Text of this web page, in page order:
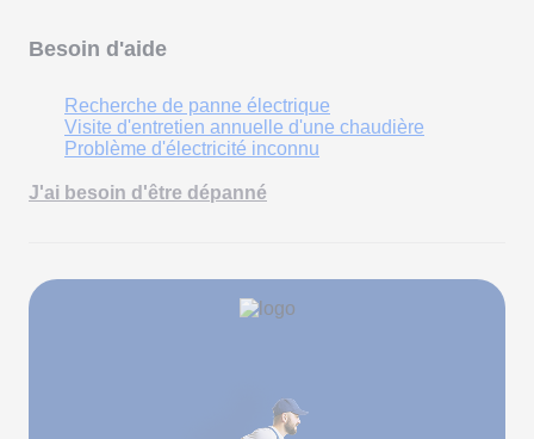
Besoin d'aide
Recherche de panne électrique
Visite d'entretien annuelle d'une chaudière
Problème d'électricité inconnu
J'ai besoin d'être dépanné